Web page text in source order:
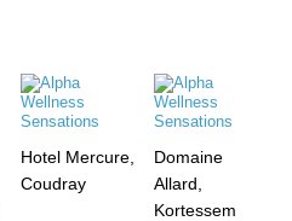
Hotel Mercure,
Coudray
Domaine
Allard,
Kortessem